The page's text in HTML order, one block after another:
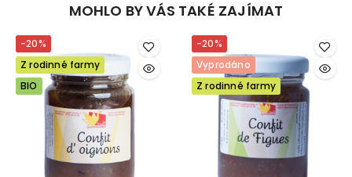
MOHLO BY VÁS TAKÉ ZAJÍMAT
-20%
Z rodinné farmy
BIO
-20%
Vyprodáno
Z rodinné farmy